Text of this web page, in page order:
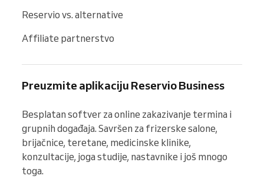
Reservio vs. alternative
Affiliate partnerstvo
Preuzmite aplikaciju Reservio Business
Besplatan softver za online zakazivanje termina i
grupnih događaja. Savršen za frizerske salone,
brijačnice, teretane, medicinske klinike,
konzultacije, joga studije, nastavnike i još mnogo
toga.